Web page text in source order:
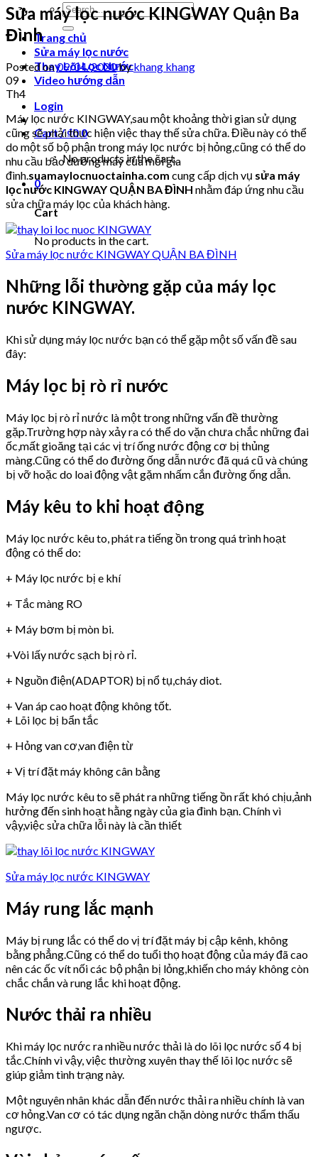
Search
for:
Trang chủ
Sửa máy lọc nước
Thay Lõi Lọc Nước
Video hướng dẫn
Login
Cart /₫00
No products in the cart.
0
Cart
No products in the cart.
Sửa máy lọc nước KINGWAY Quận Ba
Đình
Posted on09/04/2020bykhang khang
09
Th4
Máy lọc nước KINGWAY,sau một khoảng thời gian sử dụng
cũng sẽ phải thực hiện việc thay thế sửa chữa. Điều này có thể
do một số bộ phận trong máy lọc nước bị hỏng,cũng có thể do
nhu cầu bảo dưỡng máy của mỗi gia
đình.suamaylocnuoctainha.com cung cấp dịch vụ sửa máy
lọc nước KINGWAY QUẬN BA ĐÌNH nhằm đáp ứng nhu cầu
sửa chữa máy lọc của khách hàng.
Sửa máy lọc nước KINGWAY QUẬN BA ĐÌNH
Những lỗi thường gặp của máy lọc
nước KINGWAY.
Khi sử dụng máy lọc nước bạn có thể gặp một số vấn đề sau
đây:
Máy lọc bị rò rỉ nước
Máy lọc bị rò rỉ nước là một trong những vấn đề thường
gặp.Trường hợp này xảy ra có thể do vặn chưa chắc những đai
ốc,mất gioăng tại các vị trí ống nước động cơ bị thủng
màng.Cũng có thể do đường ống dẫn nước đã quá cũ và chúng
bị vỡ hoặc do loai động vật gặm nhấm cắn đường ống dẫn.
Máy kêu to khi hoạt động
Máy lọc nước kêu to, phát ra tiếng ồn trong quá trình hoạt
động có thể do:
+ Máy lọc nước bị e khí
+ Tắc màng RO
+ Máy bơm bị mòn bi.
+Vòi lấy nước sạch bị rò rỉ.
+ Nguồn điện(ADAPTOR) bị nổ tụ,cháy diot.
+ Van áp cao hoạt động không tốt.
+ Lõi lọc bị bẩn tắc
+ Hỏng van cơ,van điện từ
+ Vị trí đặt máy không cân bằng
Máy lọc nước kêu to sẽ phát ra những tiếng ồn rất khó chịu,ảnh
hưởng đến sinh hoạt hằng ngày của gia đình bạn. Chính vì
vậy,việc sửa chữa lỗi này là cần thiết
Sửa máy lọc nước KINGWAY
Máy rung lắc mạnh
Máy bị rung lắc có thể do vị trí đặt máy bị cập kênh, không
bằng phẳng.Cũng có thể do tuổi thọ hoạt động của máy đã cao
nên các ốc vít nối các bộ phận bị lỏng,khiến cho máy không còn
chắc chắn và rung lắc khi hoạt động.
Nước thải ra nhiều
Khi máy lọc nước ra nhiều nước thải là do lõi lọc nước số 4 bị
tắc.Chính vì vậy, việc thường xuyên thay thế lõi lọc nước sẽ
giúp giảm tình trạng này.
Một nguyên nhân khác dẫn đến nước thải ra nhiều chính là van
cơ hỏng.Van cơ có tác dụng ngăn chặn dòng nước thẩm thấu
ngược.